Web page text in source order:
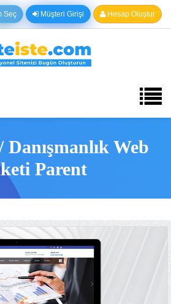
Seç Müşteri Girişi Hesap Oluştur
Web
Parent